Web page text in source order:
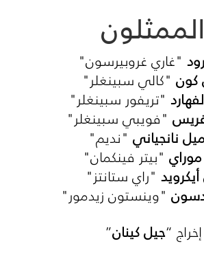
الممثلون
"غاري غروبيرسون"
كون "كالي سبينغلر"
"تريفور سبينغلر"
غريس "فويبي سبينغلر"
نانجياني "نديم"
"بيتر فينكمان"
"راي ستانتز"
"وينستون زيدمور"
إخراج “جيل كينان”